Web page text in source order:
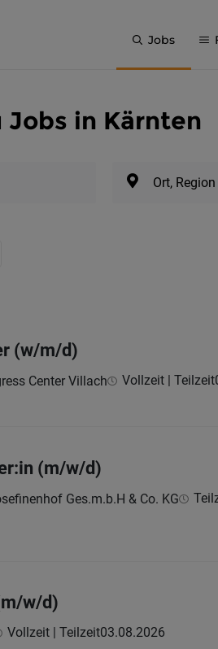
Jobs
in Kärnten
Ort, Region
(w/m/d)
Center Villach Vollzeit | Teilzeit
(m/w/d)
Ges.m.b.H & Co. KG
w/d)
Vollzeit | Teilzeit03.08.2026